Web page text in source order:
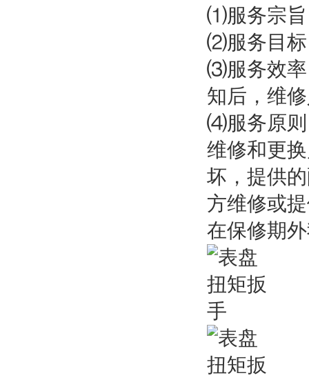
⑴服务宗旨
⑵服务目标
⑶服务效率
知后，维
⑷服务原则
维修和更
坏，提供
方维修或
在保修期